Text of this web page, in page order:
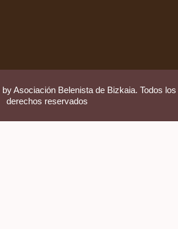
Asociación Belenista de Bizkaia. Todos los
derechos reservados